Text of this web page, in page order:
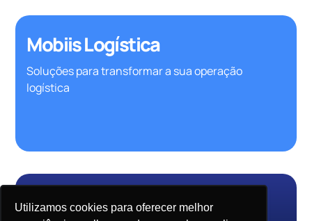
Utilizamos cookies para oferecer melhor
Mobiis Logística
Soluções para transformar a sua operação
logística
Home Sobre